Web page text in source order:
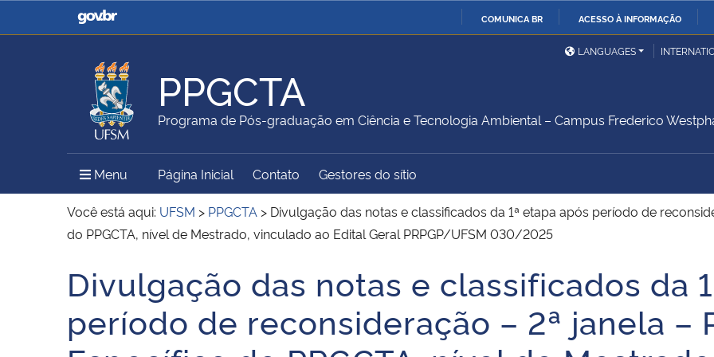
COMUNICA BR ACESSO À INFORMAÇÃO
Casa Civil
Ministério da Justiça e
Ministério da Defesa
Ministério das Relações
Exteriores
Ministério da Agricultura,
Pecuária e Abastecimento
Ministério da Educação
Ministério do Meio Ambiente Ministério do Turismo
Ministério do
Desenvolvimento Regional
Secretaria de Governo
Gabinete de Segurança
Institucional
Advocacia-Geral da União Banco Central do Brasil
LANGUAGES
PPGCTA
Programa de Pós-graduação em Ciência e Tecnologia Ambiental – Campus Frederico
Menu Menu Principal do Sítio
Página Inicial Contato Gestores do sítio
Você está aqui: UFSM > PPGCTA > Divulgação das notas e classificados da 1ª etapa após período de
do PPGCTA, nível de Mestrado, vinculado ao Edital Geral PRPGP/UFSM 030/2025
Início do conteúdo
Divulgação das notas e classificados da
período de reconsideração – 2ª janela –